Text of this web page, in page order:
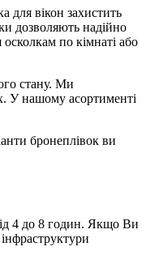
для вікон захистить
дозволяють надійно
по кімнаті або
стану. Ми
У нашому асортименті
бронеплівок ви
4 до 8 годин. Якщо Ви